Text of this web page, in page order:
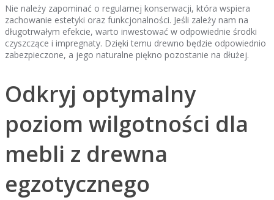
Nie należy zapominać o regularnej konserwacji, która wspiera
zachowanie estetyki oraz funkcjonalności. Jeśli zależy nam na
długotrwałym efekcie, warto inwestować w odpowiednie środki
czyszczące i impregnaty. Dzięki temu drewno będzie odpowiednio
zabezpieczone, a jego naturalne piękno pozostanie na dłużej.
Odkryj optymalny
poziom wilgotności dla
mebli z drewna
egzotycznego